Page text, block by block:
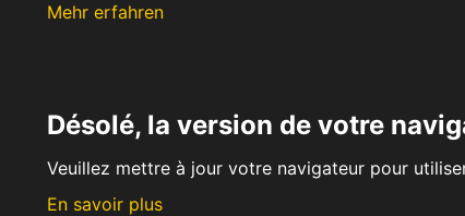
Mehr erfahren
Désolé, la version de votre
Veuillez mettre à jour votre navigateur pour
En savoir plus